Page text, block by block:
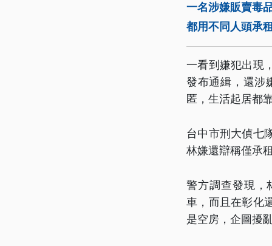
一名涉嫌販賣毒
都用不同人頭承
一看到嫌犯出現
發布通緝，還涉
匿，生活起居都
台中市刑大偵七
林嫌還辯稱僅承
警方調查發現，
車，而且在彰化
是空房，企圖擾